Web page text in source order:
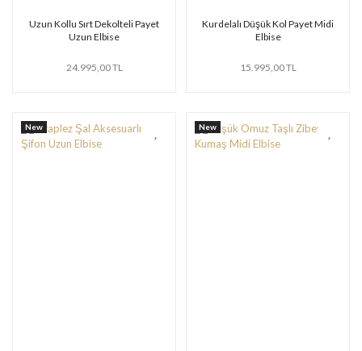
Uzun Kollu Sırt Dekolteli Payet
Uzun Elbise
24.995,00 TL
Kurdelalı Düşük Kol Payet Midi
Elbise
15.995,00 TL
New New